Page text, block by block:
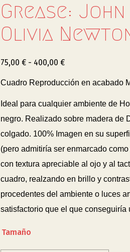
Grease:
Olivia
75,00 € - 400,00 €
Cuadro Reproducción en acabado
Ideal para cualquier ambiente de
negro. Realizado sobre madera de
colgado. 100% Imagen en su
(pero admitiría ser enmarcado
con textura apreciable al ojo y al
cuadro, realzando en brillo y
procedentes del ambiente o luces
satisfactorio que el que conseguiría
Tamaño